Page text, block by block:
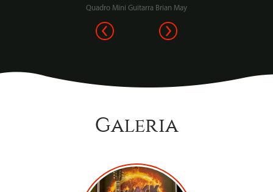
Quadro Mini Guitarra Brian May
Galeria